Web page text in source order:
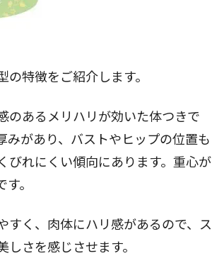
特徴をご紹介します。
のあるメリハリが効いた体つきで
があり、バストやヒップの位置も
びれにくい傾向にあります。重心が
。
すく、肉体にハリ感があるので、ス
さを感じさせます。